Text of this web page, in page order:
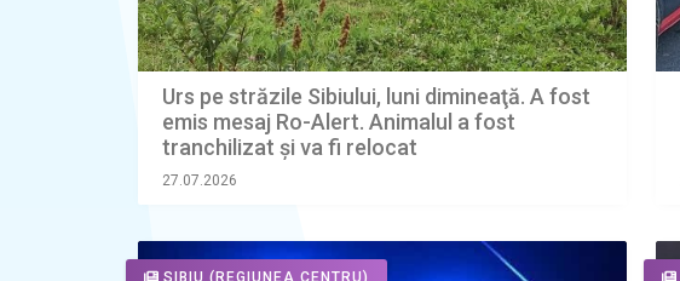
Urs pe străzile Sibiului, luni dimineaţă. A fost
emis mesaj Ro-Alert. Animalul a fost
tranchilizat şi va fi relocat
27.07.2026